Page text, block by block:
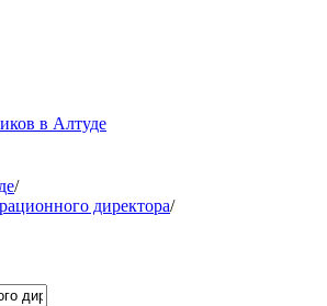
в Алтуде
/
директора/